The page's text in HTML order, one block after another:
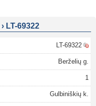
› LT-69322
LT-69322
Berželių g.
1
Gulbiniškių k.